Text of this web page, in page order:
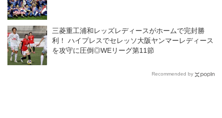
三菱重工浦和レッズレディースがホームで完封勝
利！ ハイプレスでセレッソ大阪ヤンマーレディース
を攻守に圧倒◎WEリーグ第11節
Recommended by